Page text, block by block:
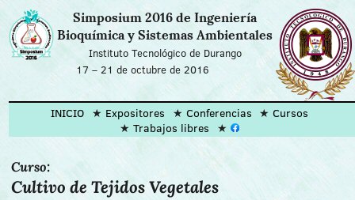
Simposium 2016 de Ingeniería
Bioquímica y Sistemas Ambientales
Instituto Tecnológico de Durango
17 – 21 de octubre de 2016
INICIO Expositores Conferencias
Cursos
Trabajos libres
Curso:
Cultivo de Tejidos Vegetales